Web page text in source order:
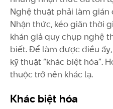
Nghệ thuật phải làm
Nhận thức, kéo giãn thời
khán giả quy chụp nghệ
biết. Để làm được điều
kỹ thuật “khác biệt hóa”.
thuộc trở nên khác lạ.
Khác biệt hóa